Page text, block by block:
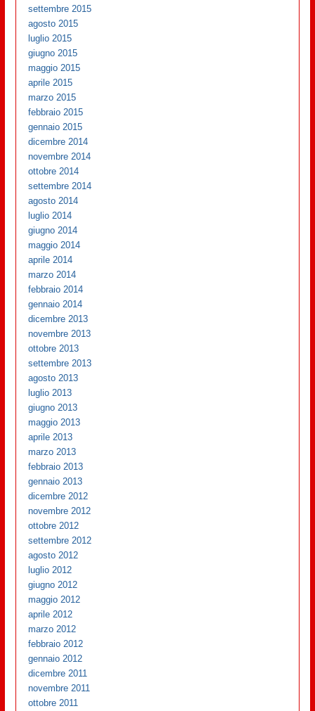
settembre 2015
agosto 2015
luglio 2015
giugno 2015
maggio 2015
aprile 2015
marzo 2015
febbraio 2015
gennaio 2015
dicembre 2014
novembre 2014
ottobre 2014
settembre 2014
agosto 2014
luglio 2014
giugno 2014
maggio 2014
aprile 2014
marzo 2014
febbraio 2014
gennaio 2014
dicembre 2013
novembre 2013
ottobre 2013
settembre 2013
agosto 2013
luglio 2013
giugno 2013
maggio 2013
aprile 2013
marzo 2013
febbraio 2013
gennaio 2013
dicembre 2012
novembre 2012
ottobre 2012
settembre 2012
agosto 2012
luglio 2012
giugno 2012
maggio 2012
aprile 2012
marzo 2012
febbraio 2012
gennaio 2012
dicembre 2011
novembre 2011
ottobre 2011